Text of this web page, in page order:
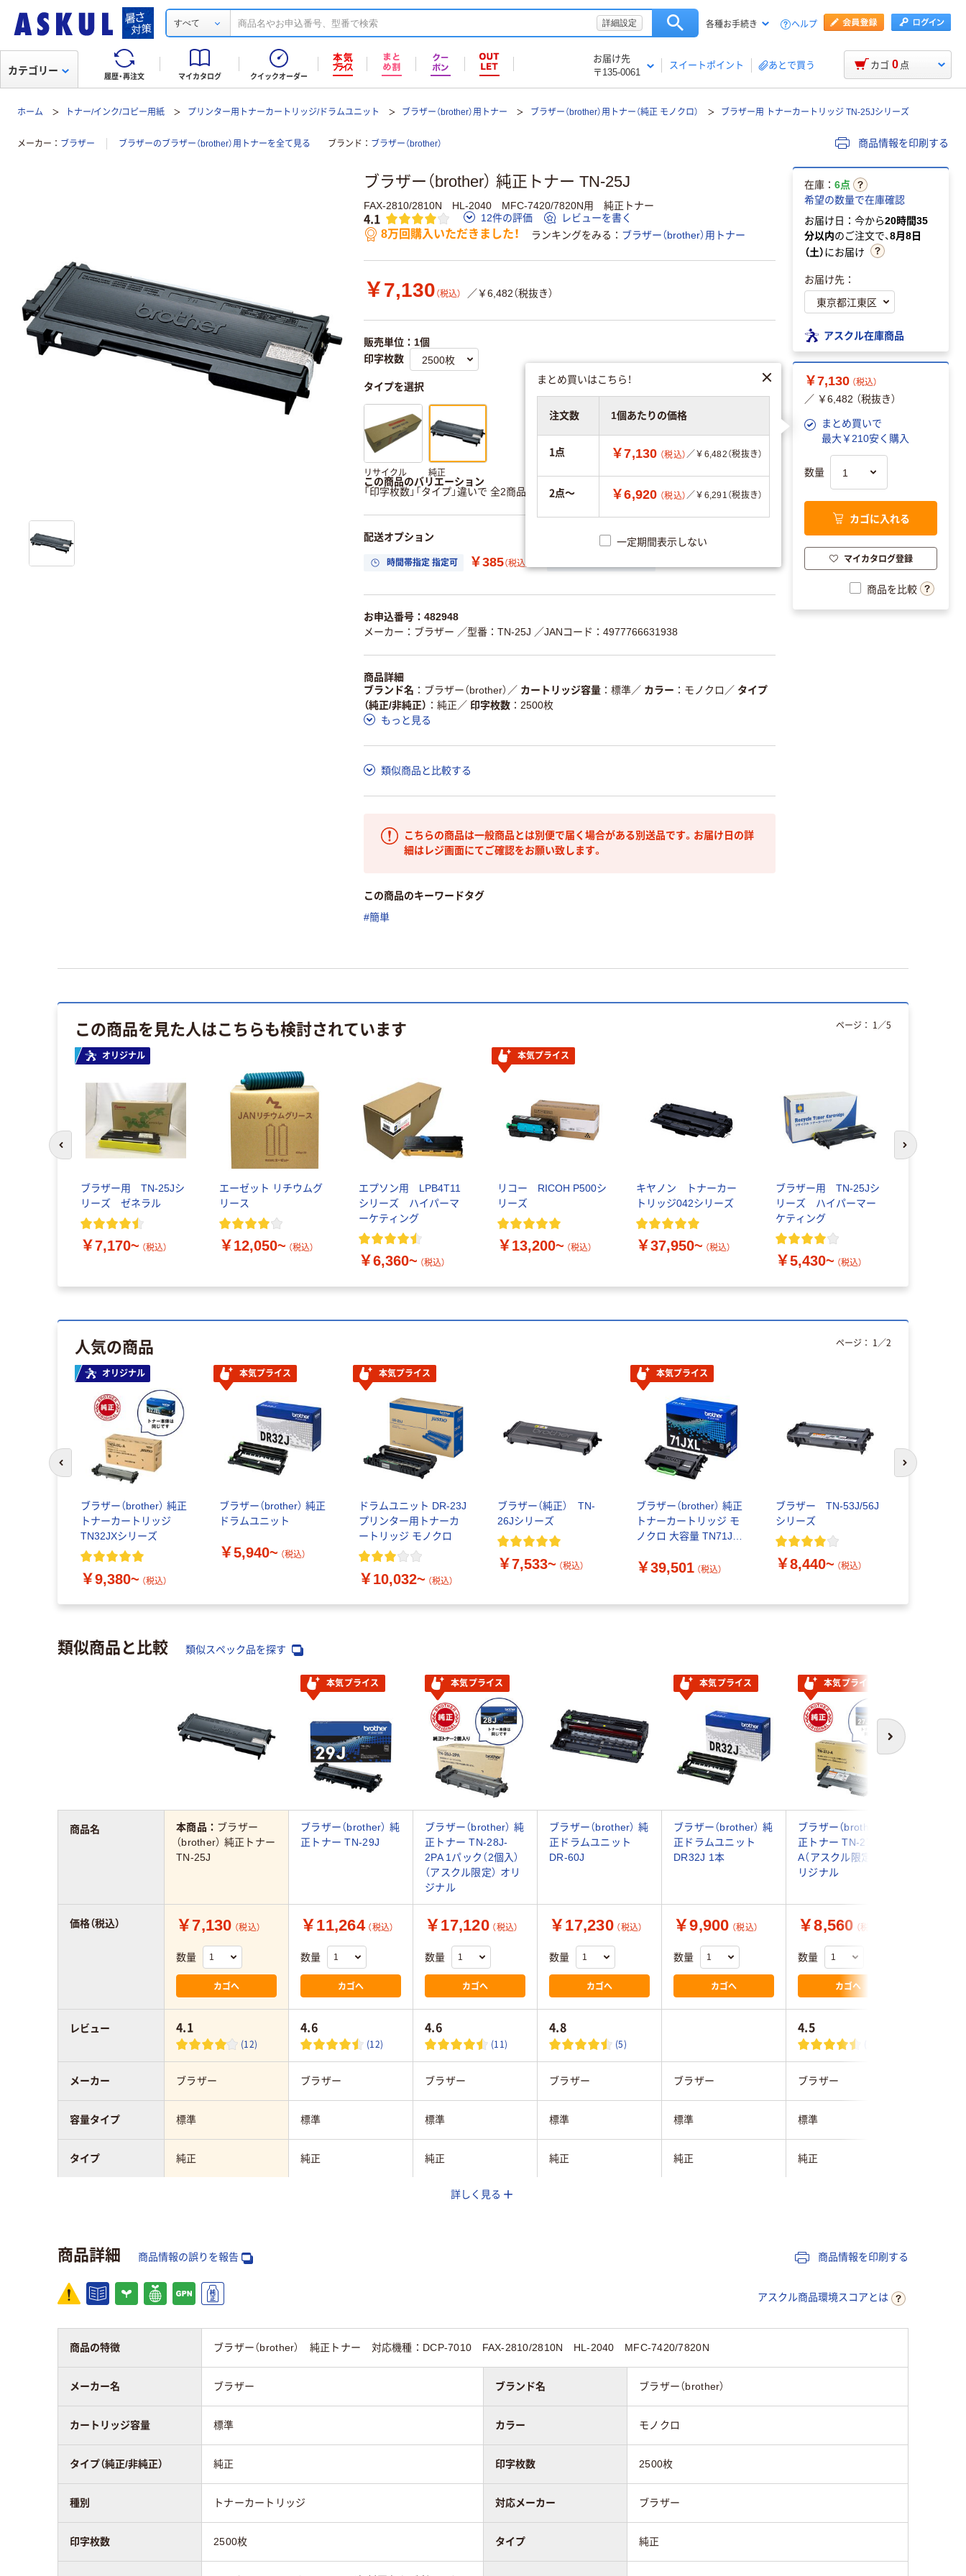
すべて 詳細設定 各種お手続き ヘルプ
履歴・再注文 マイカタログ クイックオーダー
お届け先
〒135-0061
スイートポイント あとで買う
カテゴリー カゴ 0 点
ホーム トナー/インク/コピー用紙 プリンター用トナーカートリッジ/ドラムユニット ブラザー（brother）用トナー ブラザー（brother）用トナー（純正 モノクロ） ブラザー用 トナーカートリッジ TN-25Jシリーズ
メーカー ブラザー ブラザーのブラザー（brother）用トナーを全て見る ブランド ブラザー（brother） 商品情報を印刷する
ブラザー（brother） 純正トナー TN-25J
FAX-2810/2810N HL-2040 MFC-7420/7820N用 純正トナー
4.1 12件の評価 レビューを書く
8万回購入いただきました！ ランキングをみる ブラザー（brother）用トナー
￥7,130 （税込） ／￥6,482（税抜き）
販売単位：1個
印字枚数
タイプを選択
リサイクル 純正
この商品のバリエーション
「印字枚数」「タイプ」違いで 全2商品 あります。
すべてのバリエーションを見る
配送オプション
時間帯指定 指定可 ￥385（税込）
お申込番号：482948
メーカー：ブラザー ／型番：TN-25J ／JANコード：4977766631938
商品詳細
ブランド名
ブラザー（brother） ／ カートリッジ容量 標準／ カラー モノクロ ／ タイプ
（純正/非純正）
純正 ／ 印字枚数
2500枚
もっと見る
類似商品と比較する
こちらの商品は一般商品とは別便で届く場合がある別送品です。お届け日の詳
細はレジ画面にてご確認をお願い致します。
この商品のキーワードタグ
#簡単
在庫： 6点
希望の数量で在庫確認
お届け日：今から20時間35
分以内のご注文で、8月8日
（土）にお届け
お届け先：
アスクル在庫商品
￥7,130 （税込）
／ ￥6,482 （税抜き）
まとめ買いで
最大￥210安く購入
まとめ買いはこちら！
注文数 1個あたりの価格
1点 ￥7,130 （税込）／￥6,482（税抜き）
2点～ ￥6,920 （税込）／￥6,291（税抜き）
一定期間表示しない
数量
カゴに入れる
マイカタログ登録
商品を比較
この商品を見た人はこちらも検討されています
オリジナル
ブラザー用 TN-25Jシ
リーズ ゼネラル
￥7,170~ （税込）
エーゼット リチウムグ
リース
￥12,050~ （税込）
エプソン用 LPB4T11
シリーズ ハイパーマ
ーケティング
￥6,360~ （税込）
本気プライス
リコー RICOH P500シ
リーズ
￥13,200~ （税込）
キヤノン トナーカー
トリッジ042シリーズ
￥37,950~ （税込）
ブラザー用 TN-25Jシ
リーズ ハイパーマー
ケティング
￥5,430~ （税込）
ページ： 1 ／5
前のスライドへ 次のスライド
人気の商品
オリジナル
ブラザー（brother） 純正
トナーカートリッジ
TN32JXシリーズ
￥9,380~ （税込）
本気プライス
ブラザー（brother） 純正
ドラムユニット
￥5,940~ （税込）
本気プライス
ドラムユニット DR-23J
プリンター用トナーカ
ートリッジ モノクロ
￥10,032~ （税込）
ブラザー（純正） TN-
26Jシリーズ
￥7,533~ （税込）
本気プライス
ブラザー（brother） 純正
トナーカートリッジ モ
ノクロ 大容量 TN71JXL
￥39,501 （税込）
ブラザー TN-53J/56J
シリーズ
￥8,440~ （税込）
ページ： 1 ／2
前のスライドへ 次のスライド
類似商品と比較 類似スペック品を探す
次へ
本気プライス 本気プライス 本気プライス 本気プライス
本商品： ブラザー
（brother） 純正トナー
TN-25J
ブラザー（brother） 純
正トナー TN-29J
ブラザー（brother） 純
正トナー TN-28J-
2PA 1パック（2個入）
（アスクル限定） オリ
ジナル
ブラザー（brother） 純
正ドラムユニット
DR-60J
ブラザー（brother） 純
正ドラムユニット
DR32J 1本
ブラザー（brother） 純
正トナー TN-27J-
A（アスクル限定） オ
リジナル
￥7,130 （税込）
数量
カゴへ
￥11,264 （税込）
数量
カゴへ
￥17,120 （税込）
数量
カゴへ
￥17,230 （税込）
数量
カゴへ
￥9,900 （税込）
数量
カゴへ
￥8,560 （税込）
数量
カゴへ
4.1
(12)
4.6
(12)
4.6
(11)
4.8
(5)
4.5
(11)
ブラザー ブラザー ブラザー ブラザー ブラザー ブラザー
標準 標準 標準 標準 標準 標準
純正 純正 純正 純正 純正 純正
ブラック系
商品名
価格（税込）
レビュー
メーカー
容量タイプ
タイプ
スコア
詳しく見る
商品詳細 商品情報の誤りを報告 商品情報を印刷する
アスクル商品環境スコアとは
商品の特徴 ブラザー（brother） 純正トナー 対応機種：DCP-7010 FAX-2810/2810N HL-2040 MFC-7420/7820N
メーカー名 ブラザー ブランド名 ブラザー（brother）
カートリッジ容量 標準 カラー モノクロ
タイプ（純正/非純正） 純正 印字枚数 2500枚
種別 トナーカートリッジ 対応メーカー ブラザー
印字枚数 2500枚 タイプ 純正